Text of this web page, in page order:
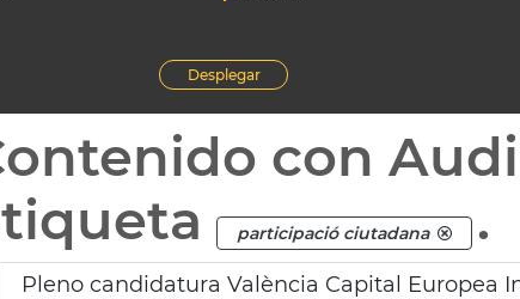
Desplegar
con
participació ciutadana .
Pleno candidatura València Capital Europea